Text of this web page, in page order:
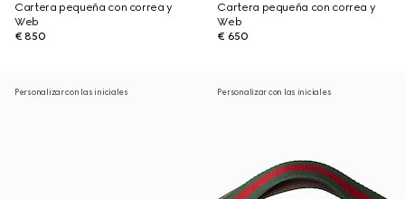
Cartera pequeña con correa y
Web
€ 850
Cartera pequeña con correa y
Web
€ 650
Personalizar con las iniciales Personalizar con las iniciales